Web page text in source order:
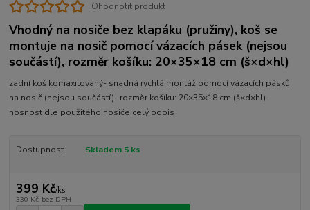
Ohodnotit produkt
Vhodný na nosiče bez klapáku (pružiny), koš se
montuje na nosič pomocí vázacích pásek (nejsou
součástí), rozměr košíku: 20×35×18 cm (š×d×hl)
zadní koš komaxitovaný- snadná rychlá montáž pomocí vázacích pásků
na nosič (nejsou součástí)- rozměr košíku: 20×35×18 cm (š×d×hl)-
nosnost dle použitého nosiče celý popis
Dostupnost Skladem 5 ks
399 Kč/ks
330 Kč bez DPH